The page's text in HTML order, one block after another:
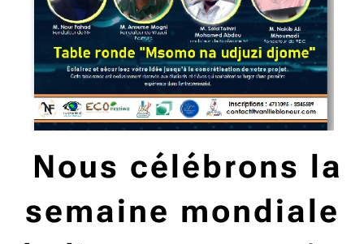
Nous célébrons la
semaine mondiale